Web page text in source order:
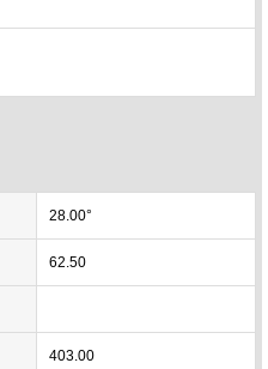
28.00°
62.50
403.00